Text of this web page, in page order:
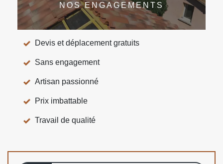
NOS ENGAGEMENTS
Devis et déplacement gratuits
Sans engagement
Artisan passionné
Prix imbattable
Travail de qualité